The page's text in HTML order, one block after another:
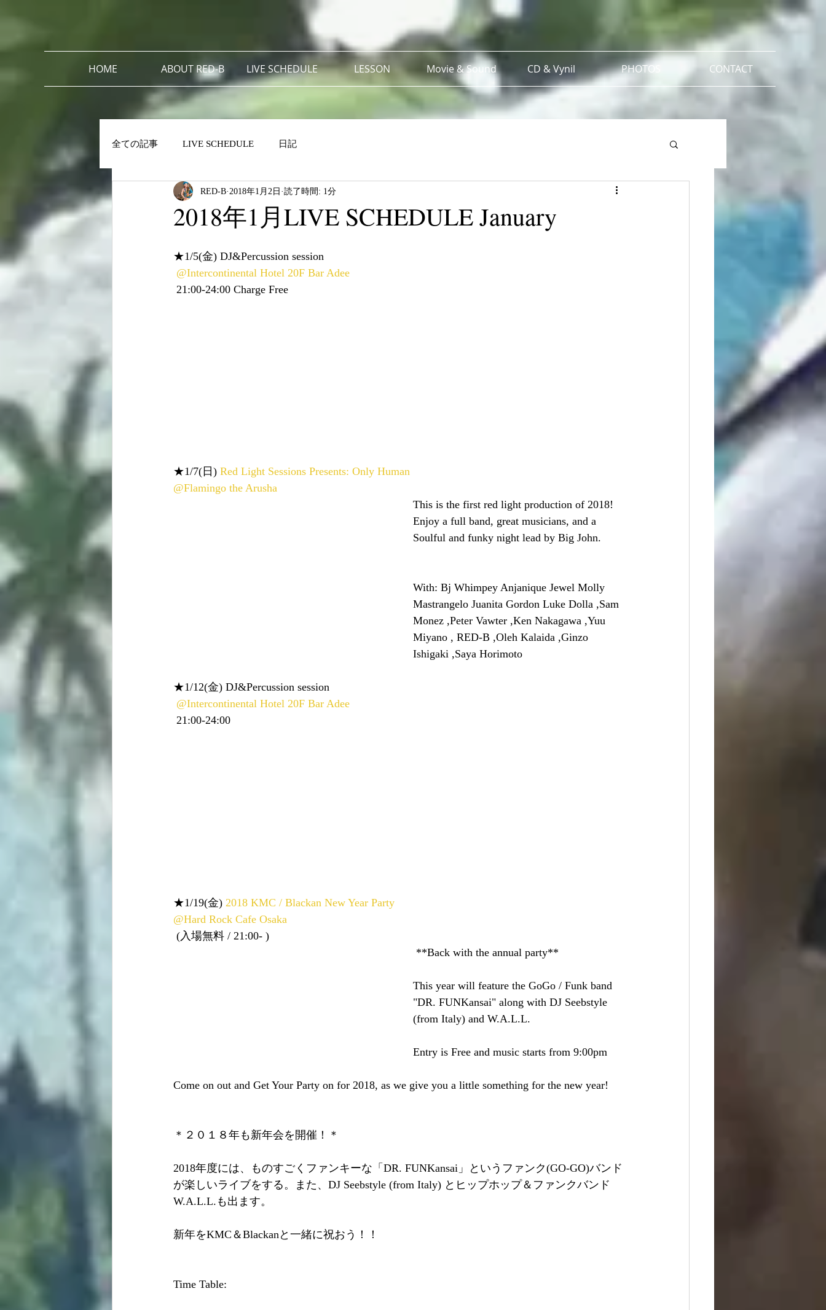
HOME ABOUT RED-B LIVE SCHEDULE LESSON Movie & Sound CD & Vynil PHOTOS CONTACT
全ての記事 LIVE SCHEDULE 日記
2018年1月LIVE SCHEDULE January
RED-B 2018年1月2日 読了時間: 1分
★1/5(金) DJ&Percussion session
@Intercontinental Hotel 20F Bar Adee
21:00-24:00 Charge Free
★1/7(日) Red Light Sessions Presents: Only Human
@Flamingo the Arusha
This is the first red light production of 2018!
Enjoy a full band, great musicians, and a
Soulful and funky night lead by Big John.
With: Bj Whimpey Anjanique Jewel Molly
Mastrangelo Juanita Gordon Luke Dolla ,Sam
Monez ,Peter Vawter ,Ken Nakagawa ,Yuu
Miyano , RED-B ,Oleh Kalaida ,Ginzo
Ishigaki ,Saya Horimoto
★1/12(金) DJ&Percussion session
@Intercontinental Hotel 20F Bar Adee
21:00-24:00
★1/19(金) 2018 KMC / Blackan New Year Party
@Hard Rock Cafe Osaka
(入場無料 / 21:00- )
**Back with the annual party**
This year will feature the GoGo / Funk band
"DR. FUNKansai" along with DJ Seebstyle
(from Italy) and W.A.L.L.
Entry is Free and music starts from 9:00pm
Come on out and Get Your Party on for 2018, as we give you a little something for the new year!
＊２０１８年も新年会を開催！＊
2018年度には、ものすごくファンキーな「DR. FUNKansai」というファンク(GO-GO)バンド
が楽しいライブをする。また、DJ Seebstyle (from Italy) とヒップホップ＆ファンクバンド
W.A.L.L.も出ます。
新年をKMC＆Blackanと一緒に祝おう！！
Time Table: